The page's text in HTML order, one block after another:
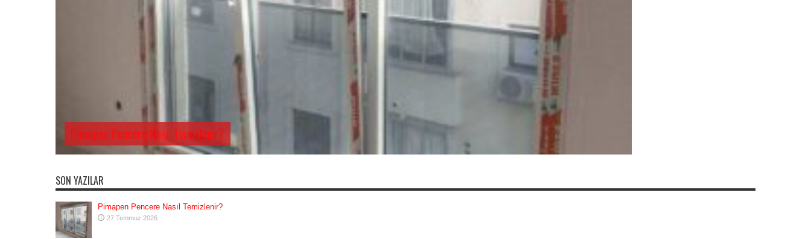
Pimapen Pencere Nasıl Temizlenir?
SON YAZILAR
Pimapen Pencere Nasıl Temizlenir?
27 Temmuz 2026